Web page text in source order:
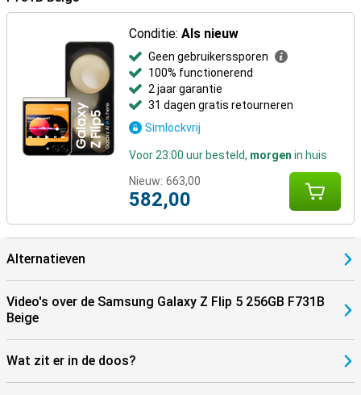
Conditie:Als nieuw
Geen gebruikerssporen
100% functionerend
2 jaar garantie
31 dagen gratis retourneren
Simlockvrij
Voor 23:00 uur besteld, morgen in huis
Nieuw: 663,00
582,00
Alternatieven
Video's over de Samsung Galaxy Z Flip 5 256GB F731B
Beige
Wat zit er in de doos?